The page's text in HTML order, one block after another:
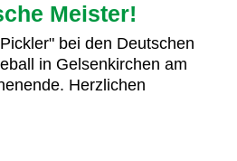
Meister!
bei den Deutschen
in Gelsenkirchen am
Herzlichen